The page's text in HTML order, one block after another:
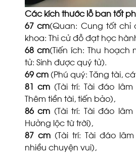
Các kích thước lỗ ban tốt
67 cm(Quan: Cung tốt
khoa: Thi cử đỗ đạt học
68 cm(Tiến ích: Thu hoạch
tử: Sinh được quý tử).
69cm (Phú quý: Tăng tài,
81 cm (Tài trí: Tài đáo
Thêm tiền tài, tiến bảo),
86cm (Tài trí: Tài đáo
Hưởng lộc từ trời),
87 cm(Tài trí: Tài đáo
nhiều chuyện vui),